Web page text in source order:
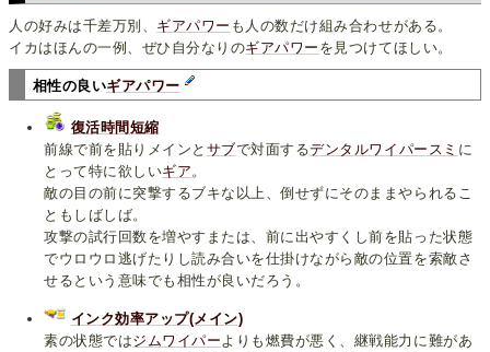
人の好みは千差万別、 ギアパワー も人の数だけ組み合わせがある。
イカはほんの一例、ぜひ自分なりのギアパワー を見つけてほしい。
相性の良いギアパワー
復活時間短縮
前線で前を貼りメインと サブで対面するデンタルワイパースミ に
とって特に欲しいギア 。
敵の目の前に突撃するブキな以上、倒せずにそのままやられるこ
ともしばしば。
攻撃の試行回数を増やすまたは、前に出やすくし前を貼った状態
でウロウロ逃げたりし読み合いを仕掛けながら敵の位置を索敵さ
せるという意味でも相性が良いだろう。
インク効率アップ(メイン)
素の状態ではジムワイパー よりも燃費が悪く、継戦能力に難があ